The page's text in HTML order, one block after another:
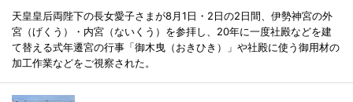
天皇皇后両陛下の長女愛子さまが8月1日・2日の2日間、伊勢神宮の外
宮（げくう）・内宮（ないくう）を参拝し、20年に一度社殿などを建
て替える式年遷宮の行事「御木曳（おきひき）」や社殿に使う御用材の
加工作業などをご視察された。